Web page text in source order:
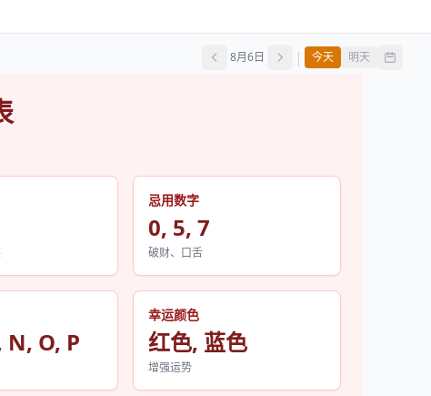
8月6日 | 今天 明天
忌用数字
0, 5, 7
破财、口舌
N, O, P
幸运颜色
红色, 蓝色
增强运势